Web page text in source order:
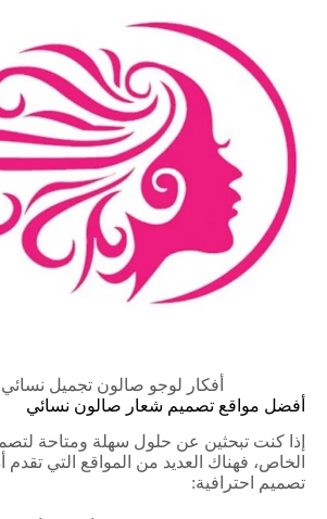
أفكار لوجو صالون تجميل نسائي
أفضل مواقع تصميم شعار صالون نسائي
إذا كنت تبحثين عن حلول سهلة ومتاحة
الخاص، فهناك العديد من المواقع التي تقدم
تصميم احترافية: